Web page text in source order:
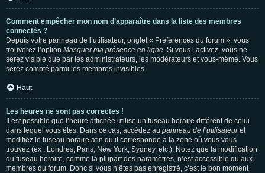
Comment empêcher mon nom d’apparaître dans la liste des membres
connectés ?
Depuis votre panneau de l’utilisateur, onglet « Préférences du forum », vous
trouverez l’option Masquer ma présence en ligne. Si vous l’activez, vous ne
serez visible que par les administrateurs, les modérateurs et vous-même. Vous
serez compté parmi les membres invisibles.
Haut
Les heures ne sont pas correctes !
Il est possible que l’heure affichée utilise un fuseau horaire différent de celui
dans lequel vous êtes. Dans ce cas, accédez au panneau de l’utilisateuret
modifiez le fuseau horaire afin qu’il corresponde à la zone où vous vous
trouvez (ex : Londres, Paris, New York, Sydney, etc.). Notez que la modification
du fuseau horaire, comme la plupart des paramètres, n’est accessible qu’aux
membres du forum. Donc si vous n’êtes pas enregistré, c’est le bon moment